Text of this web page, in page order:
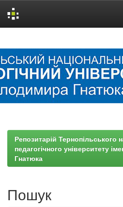
Репозитарій Тернопільського
педагогічного університету
Гнатюка
Пошук